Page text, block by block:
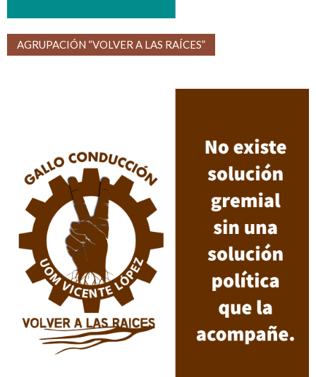
AGRUPACIÓN “VOLVER A LAS RAÍCES”